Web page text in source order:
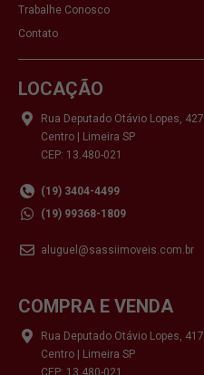
Trabalhe Conosco
Contato
LOCAÇÃO
Rua Deputado Otávio Lopes, 427
Centro | Limeira SP
CEP: 13.480-021
(19) 3404-4499
(19) 99368-1809
aluguel@sassiimoveis.com.br
COMPRA E VENDA
Rua Deputado Otávio Lopes, 417
Centro | Limeira SP
CEP: 13.480-021